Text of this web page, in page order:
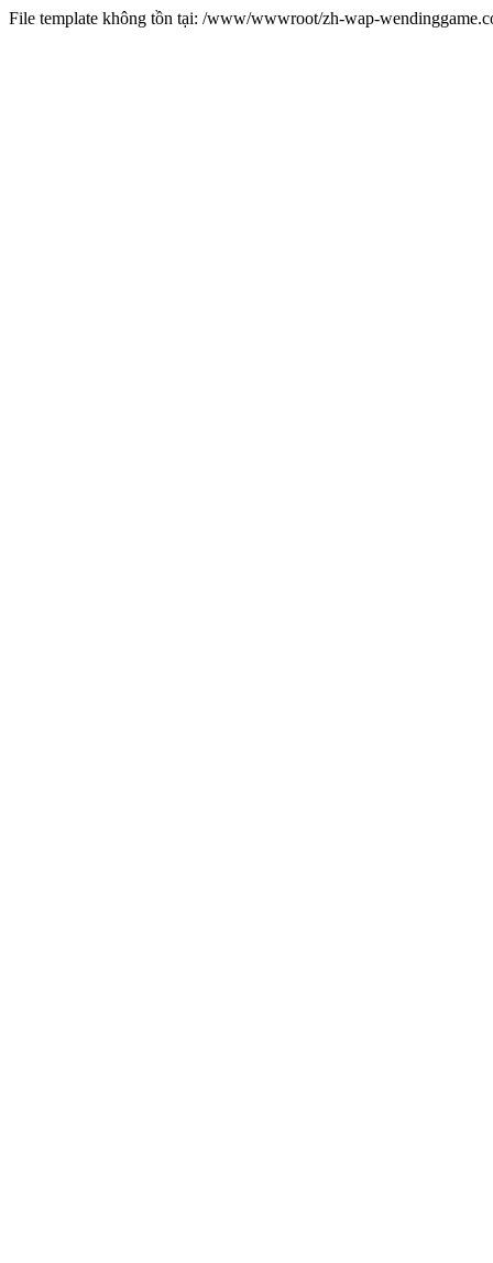
File template không tồn tại: /www/wwwroot/zh-wap-